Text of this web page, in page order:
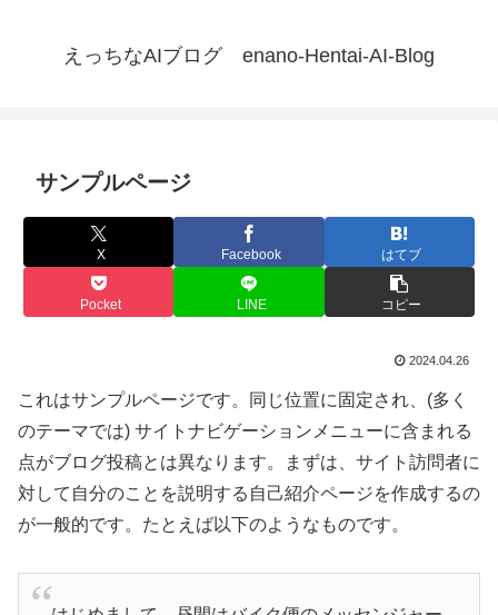
えっちなAIブログ enano-Hentai-AI-Blog
サンプルページ
X Facebook はてブ
Pocket LINE コピー
2024.04.26
これはサンプルページです。同じ位置に固定され、(多く
のテーマでは) サイトナビゲーションメニューに含まれる
点がブログ投稿とは異なります。まずは、サイト訪問者に
対して自分のことを説明する自己紹介ページを作成するの
が一般的です。たとえば以下のようなものです。